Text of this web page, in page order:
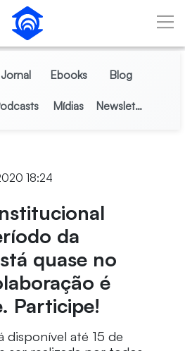
Jornal Ebooks Blog
Mídias Newsletter
18:24
da
quase no
é
Participe!
disponível até 15 de